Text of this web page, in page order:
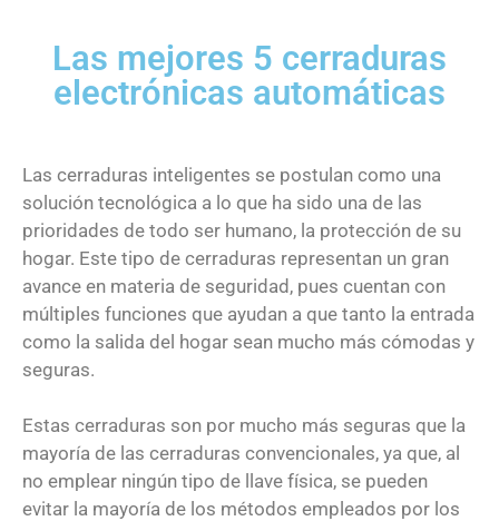
Las mejores 5 cerraduras
electrónicas automáticas
Las cerraduras inteligentes se postulan como una
solución tecnológica a lo que ha sido una de las
prioridades de todo ser humano, la protección de su
hogar. Este tipo de cerraduras representan un gran
avance en materia de seguridad, pues cuentan con
múltiples funciones que ayudan a que tanto la entrada
como la salida del hogar sean mucho más cómodas y
seguras.
Estas cerraduras son por mucho más seguras que la
mayoría de las cerraduras convencionales, ya que, al
no emplear ningún tipo de llave física, se pueden
evitar la mayoría de los métodos empleados por los